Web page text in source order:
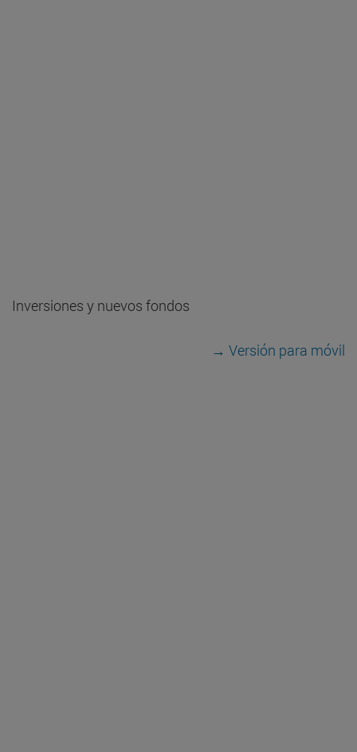
Inversiones y nuevos fondos
→ Versión para móvil